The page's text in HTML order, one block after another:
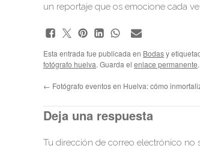
un reportaje que os emocione cada
Esta entrada fue publicada en Bodasy
fotógrafo huelva. Guarda el enlace permanente.
← Fotógrafo eventos en Huelva: cómo
Deja una respuesta
Tu dirección de correo electrónico no